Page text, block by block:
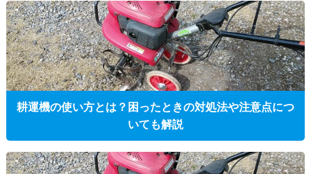
耕運機の使い方とは？困ったときの対処法や注意点につ
いても解説